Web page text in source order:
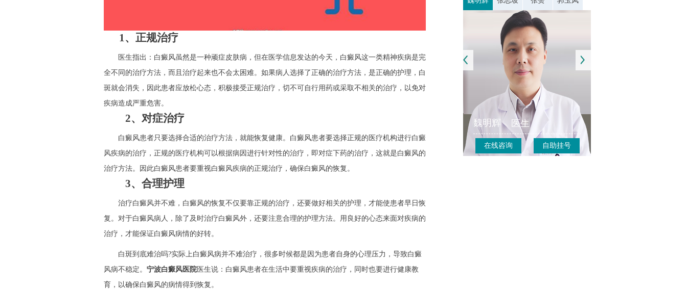
1、正规治疗
医生指出：白癜风虽然是一种顽症皮肤病，但在医学信息发达的今天，白癜风这一类精神疾病是完
全不同的治疗方法，而且治疗起来也不会太困难。如果病人选择了正确的治疗方法，是正确的护理，白
斑就会消失，因此患者应放松心态，积极接受正规治疗，切不可自行用药或采取不相关的治疗，以免对
疾病造成严重危害。
2、对症治疗
白癜风患者只要选择合适的治疗方法，就能恢复健康。白癜风患者要选择正规的医疗机构进行白癜
风疾病的治疗，正规的医疗机构可以根据病因进行针对性的治疗，即对症下药的治疗，这就是白癜风的
治疗方法。因此白癜风患者要重视白癜风疾病的正规治疗，确保白癜风的恢复。
3、合理护理
治疗白癜风并不难，白癜风的恢复不仅要靠正规的治疗，还要做好相关的护理，才能使患者早日恢
复。对于白癜风病人，除了及时治疗白癜风外，还要注意合理的护理方法。用良好的心态来面对疾病的
治疗，才能保证白癜风病情的好转。
白斑到底难治吗?实际上白癜风病并不难治疗，很多时候都是因为患者自身的心理压力，导致白癜
风病不稳定。 宁波白癜风医院 医生说：白癜风患者在生活中要重视疾病的治疗，同时也要进行健康教
育，以确保白癜风的病情得到恢复。
魏明辉 医生
在线咨询 自助挂号